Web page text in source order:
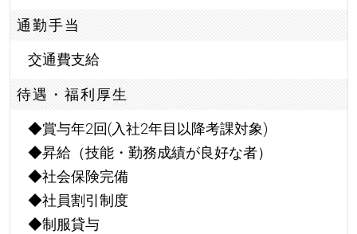
通勤手当
交通費支給
待遇・福利厚生
◆賞与年2回(入社2年目以降考課対象)
◆昇給（技能・勤務成績が良好な者）
◆社会保険完備
◆社員割引制度
◆制服貸与